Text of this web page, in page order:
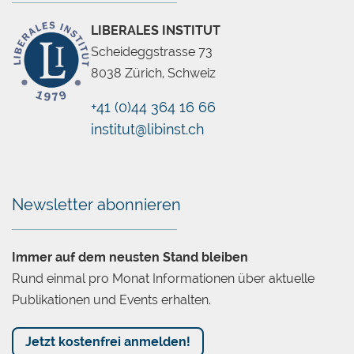
Chatbot
Vorbereitung.
Weitere Informationen:
Better Regulation Conference
LIBERALES INSTITUT
Scheideggstrasse 73
8038 Zürich, Schweiz
+41 (0)44 364 16 66
institut@libinst.ch
Newsletter abonnieren
Immer auf dem neusten Stand bleiben
Rund einmal pro Monat Informationen über aktuelle
Publikationen und Events erhalten.
Jetzt kostenfrei anmelden!